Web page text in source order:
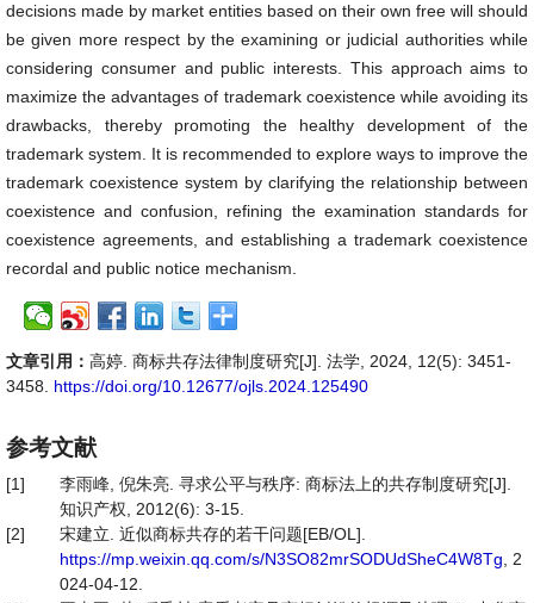
decisions made by market entities based on their own free will should
be given more respect by the examining or judicial authorities while
considering consumer and public interests. This approach aims to
maximize the advantages of trademark coexistence while avoiding its
drawbacks, thereby promoting the healthy development of the
trademark system. It is recommended to explore ways to improve the
trademark coexistence system by clarifying the relationship between
coexistence and confusion, refining the examination standards for
coexistence agreements, and establishing a trademark coexistence
recordal and public notice mechanism.
文章引用： 高婷. 商标共存法律制度研究[J]. 法学, 2024, 12(5): 3451-
3458. https://doi.org/10.12677/ojls.2024.125490
参考文献
[1]
李雨峰, 倪朱亮. 寻求公平与秩序: 商标法上的共存制度研究[J].
知识产权, 2012(6): 3-15.
[2]
宋建立. 近似商标共存的若干问题[EB/OL].
https://mp.weixin.qq.com/s/N3SO82mrSODUdSheC4W8Tg , 2
024-04-12.